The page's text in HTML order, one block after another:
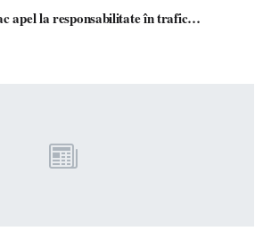
Polițiștii sătmăreni fac apel la responsabilitate în trafic…